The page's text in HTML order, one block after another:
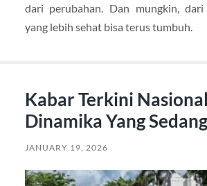
dari perubahan. Dan mungkin, dari
yang lebih sehat bisa terus tumbuh.
Kabar Terkini
Dinamika Yang
JANUARY 19, 2026